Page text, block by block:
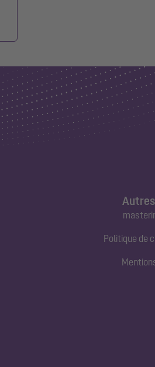
Politique de